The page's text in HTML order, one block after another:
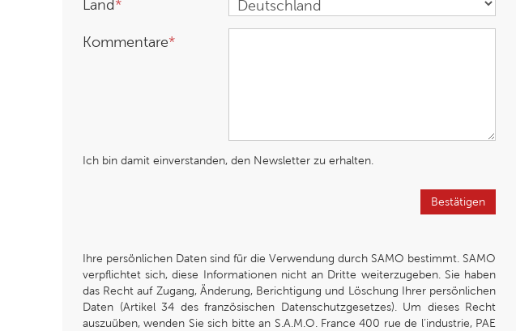
Land
Kommentare
Ich bin damit einverstanden, den Newsletter zu erhalten.
Bestätigen
Ihre persönlichen Daten sind für die Verwendung durch SAMO bestimmt. SAMO
verpflichtet sich, diese Informationen nicht an Dritte weiterzugeben. Sie haben
das Recht auf Zugang, Änderung, Berichtigung und Löschung Ihrer persönlichen
Daten (Artikel 34 des französischen Datenschutzgesetzes). Um dieses Recht
auszuüben, wenden Sie sich bitte an S.A.M.O. France 400 rue de l’industrie, PAE